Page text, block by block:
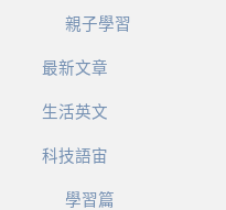
親子學習
最新文章
生活英文
科技語宙
學習篇